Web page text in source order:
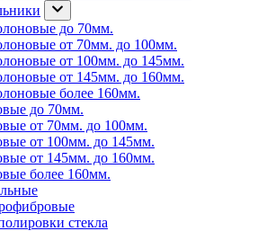
до 70мм.
от 70мм. до 100мм.
от 100мм. до 145мм.
от 145мм. до 160мм.
более 160мм.
до 70мм.
от 70мм. до 100мм.
от 100мм. до 145мм.
от 145мм. до 160мм.
более 160мм.
стекла